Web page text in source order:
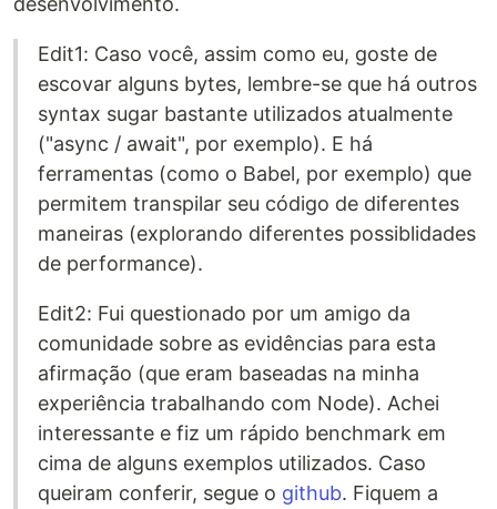
Edit1: Caso você, assim como eu, goste de
escovar alguns bytes, lembre-se que há outros
syntax sugar bastante utilizados atualmente
("async / await", por exemplo). E há
ferramentas (como o Babel, por exemplo) que
permitem transpilar seu código de diferentes
maneiras (explorando diferentes possiblidades
de performance).
Edit2: Fui questionado por um amigo da
comunidade sobre as evidências para esta
afirmação (que eram baseadas na minha
experiência trabalhando com Node). Achei
interessante e fiz um rápido benchmark em
cima de alguns exemplos utilizados. Caso
queiram conferir, segue o github. Fiquem a